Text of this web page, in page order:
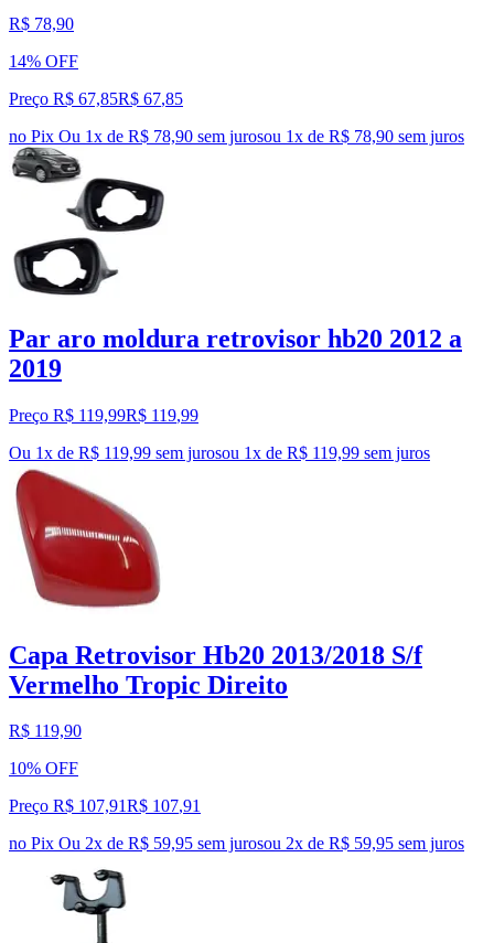
R$ 78,90
14% OFF
Preço R$ 67,85R$ 67,85
no Pix Ou 1x de R$ 78,90 sem jurosou 1x de R$ 78,90 sem juros
Par aro moldura retrovisor hb20 2012 a
2019
Preço R$ 119,99R$ 119,99
Ou 1x de R$ 119,99 sem jurosou 1x de R$ 119,99 sem juros
Capa Retrovisor Hb20 2013/2018 S/f
Vermelho Tropic Direito
R$ 119,90
10% OFF
Preço R$ 107,91R$ 107,91
no Pix Ou 2x de R$ 59,95 sem jurosou 2x de R$ 59,95 sem juros